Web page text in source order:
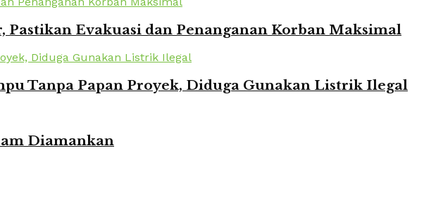
Evakuasi dan Penanganan Korban Maksimal
Tanpa Papan Proyek, Diduga Gunakan Listrik Ilegal
Diamankan